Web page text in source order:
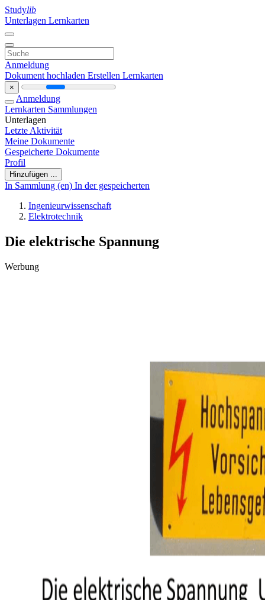
Studylib
Unterlagen Lernkarten
Anmeldung
Dokument hochladen Erstellen Lernkarten
×
Anmeldung
Lernkarten Sammlungen
Unterlagen
Letzte Aktivität
Meine Dokumente
Gespeicherte Dokumente
Profil
Hinzufügen ...
In Sammlung (en) In der gespeicherten
Ingenieurwissenschaft
Elektrotechnik
Die elektrische Spannung
Werbung